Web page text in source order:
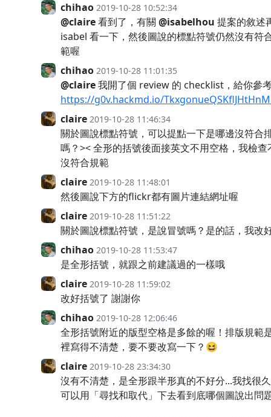
chihao 2019-10-28 10:52:34
@claire看到了，有關 @isabelhou 提案的敘述
isabel 看一下，然後圖說的標點符號仍然沒有符
範喔
chihao 2019-10-28 11:01:35
@claire我開了個 review 的 checklist，給你參
https://g0v.hackmd.io/
claire 2019-10-28 11:46:34
關於圖說標點符號，可以提點一下是哪邊沒符合
嗎？>< 全形的括號後面接英文不用空格，我檢查
沒符合規範
claire 2019-10-28 11:48:01
然後圖說下方的flickr都有圖片連結網址喔
claire 2019-10-28 11:51:22
關於圖說標點符號，是說冒號嗎？是的話，我改
chihao 2019-10-28 11:53:47
是全形括號，就跟之前建議過的一樣哦
claire 2019-10-28 11:59:02
改好括號了 謝謝你
chihao 2019-10-28 12:06:46
全形括號附近的版型空格是多餘的喔！排版規範
裡寫得不清楚，要不要改寫一下？😆
claire 2019-10-28 23:34:30
沒有不清楚，是全形跟半形真的不好分...我找很
可以用「尋找和取代」下去看到底哪個圖說出問